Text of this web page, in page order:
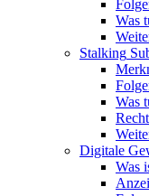
Was
Stalking
Was
Digitale
Was